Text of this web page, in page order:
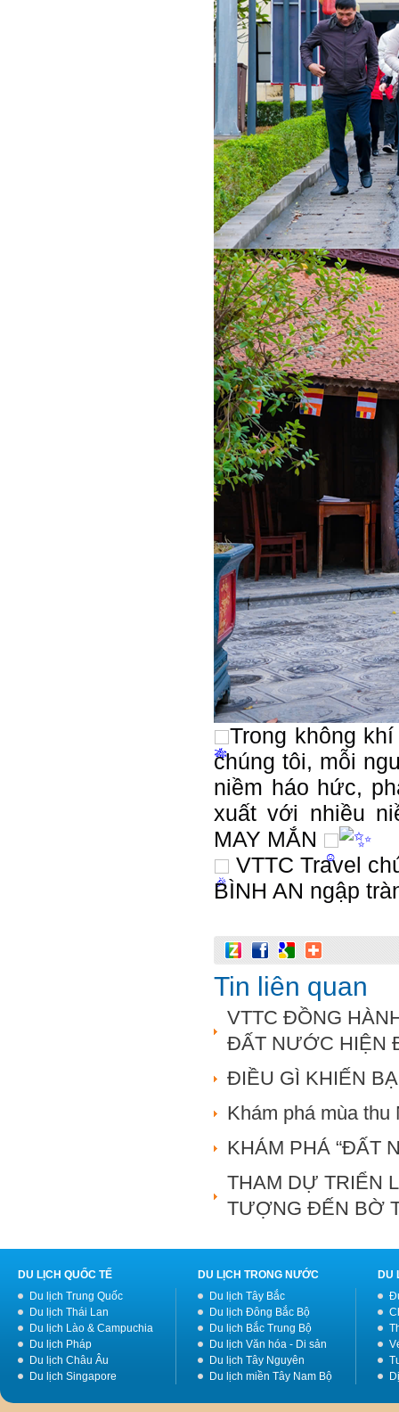
Trong không
chúng tôi, mỗi
niềm háo hức,
xuất với nhiều
MAY MẮN
VTTC Travel
BÌNH AN ngập
Tin liên quan
VTTC ĐỒNG
ĐẤT NƯỚC HIỆN
ĐIỀU GÌ KHIẾN
Khám phá mùa
KHÁM PHÁ “ĐẤT
THAM DỰ TRIỂN
TƯỢNG ĐẾN BỜ
DU LỊCH QUỐC TẾ
Du lịch Trung Quốc
Du lịch Thái Lan
Du lịch Lào & Campuchia
Du lịch Pháp
Du lịch Châu Âu
Du lịch Singapore
DU LỊCH TRONG NƯỚC
Du lịch Tây Bắc
Du lịch Đông Bắc Bộ
Du lịch Bắc Trung Bộ
Du lịch Văn hóa - Di sản
Du lịch Tây Nguyên
Du lịch miền Tây Nam Bộ
DU